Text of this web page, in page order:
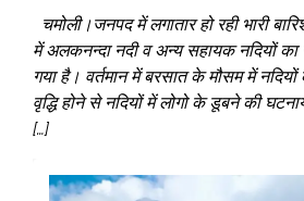
चमोली।जनपद में लगातार हो रही भारी
में अलकनन्दा नदी व अन्य सहायक नदियों
गया है। वर्तमान में बरसात के मौसम में
वृद्धि होने से नदियों में लोगो के डूबने की
[…]